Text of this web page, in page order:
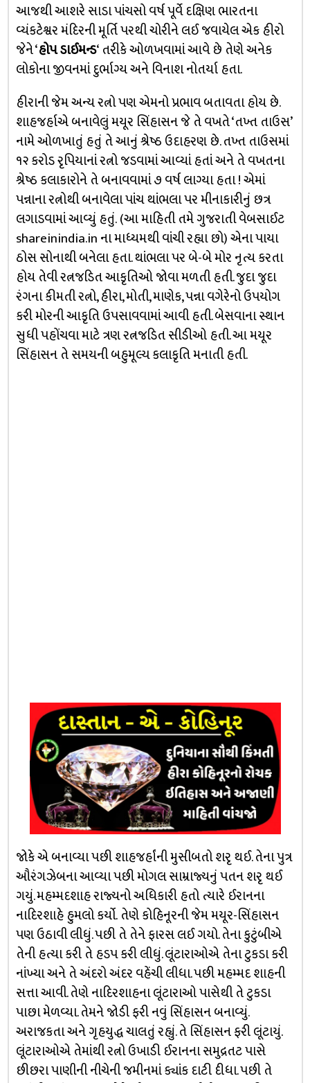
આજથી આશરે સાડા પાંચસો વર્ષ પૂર્વે દક્ષિણ ભારતના
વ્યંકટેશ્વર મંદિરની મૂર્તિ પરથી ચોરીને લઈ જવાયેલ એક હીરો
જેને ‘હોપ ડાઈમન્ડ‘ તરીકે ઓળખવામાં આવે છે તેણે અનેક
લોકોના જીવનમાં દુર્ભાગ્ય અને વિનાશ નોતર્યા હતા.
હીરાની જેમ અન્ય રત્નો પણ એમનો પ્રભાવ બતાવતા હોય છે.
શાહજર્હાએ બનાવેલું મયૂર સિંહાસન જે તે વખતે ‘તખ્ત તાઉસ’
નામે ઓળખાતું હતું તે આનું શ્રેષ્ઠ ઉદાહરણ છે. તખ્ત તાઉસમાં
૧૨ કરોડ રૃપિયાનાં રત્નો જડવામાં આવ્યાં હતાં અને તે વખતના
શ્રેષ્ઠ કલાકારોને તે બનાવવામાં ૭ વર્ષ લાગ્યા હતા ! એમાં
પન્નાના રત્નોથી બનાવેલા પાંચ થાંભલા પર મીનાકારીનું છત્ર
લગાડવામાં આવ્યું હતું. (આ માહિતી તમે ગુજરાતી વેબસાઈટ
shareinindia.in ના માધ્યમથી વાંચી રહ્યા છો) એના પાયા
ઠોસ સોનાથી બનેલા હતા. થાંભલા પર બે-બે મોર નૃત્ય કરતા
હોય તેવી રત્નજડિત આકૃતિઓ જોવા મળતી હતી. જુદા જુદા
રંગના કીમતી રત્નો, હીરા, મોતી, માણેક, પન્ના વગેરેનો ઉપયોગ
કરી મોરની આકૃતિ ઉપસાવવામાં આવી હતી. બેસવાના સ્થાન
સુધી પહોંચવા માટે ત્રણ રત્નજડિત સીડીઓ હતી. આ મયૂર
સિંહાસન તે સમયની બહુમૂલ્ય કલાકૃતિ મનાતી હતી.
જોકે એ બનાવ્યા પછી શાહજર્હાંની મુસીબતો શરૃ થઈ. તેના પુત્ર
ઔરંગઝેબના આવ્યા પછી મોગલ સામ્રાજ્યનું પતન શરૃ થઈ
ગયું. મહમ્મદશાહ રાજ્યનો અધિકારી હતો ત્યારે ઈરાનના
નાદિરશાહે હુમલો કર્યો. તેણે કોહિનૂરની જેમ મયૂર-સિંહાસન
પણ ઉઠાવી લીધું. પછી તે તેને ફારસ લઈ ગયો. તેના કુટુંબીએ
તેની હત્યા કરી તે હડપ કરી લીધું. લૂંટારાઓએ તેના ટુકડા કરી
નાંખ્યા અને તે અંદરો અંદર વહેંચી લીધા. પછી મહમ્મદ શાહની
સત્તા આવી. તેણે નાદિરશાહના લૂંટારાઓ પાસેથી તે ટુકડા
પાછા મેળવ્યા. તેમને જોડી ફરી નવું સિંહાસન બનાવ્યું.
અરાજકતા અને ગૃહયુદ્ધ ચાલતું રહ્યું. તે સિંહાસન ફરી લૂંટાયું.
લૂંટારાઓએ તેમાંથી રત્નો ઉખાડી ઈરાનના સમુદ્રતટ પાસે
છીછરા પાણીની નીચેની જમીનમાં ક્યાંક દાટી દીધા. પછી તે